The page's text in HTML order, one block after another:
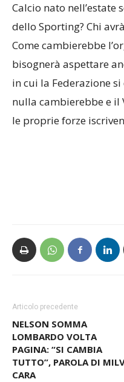
Calcio nato nell’estate
dello Sporting? Chi
Come cambierebbe
bisognerà aspettare
in cui la Federazione
nulla cambierebbe e il
le proprie forze
Articolo precedente
NELSON SOMMA
LOMBARDO VOLTA
PAGINA: “SI CAMBIA
TUTTO”, PAROLA DI
CARA